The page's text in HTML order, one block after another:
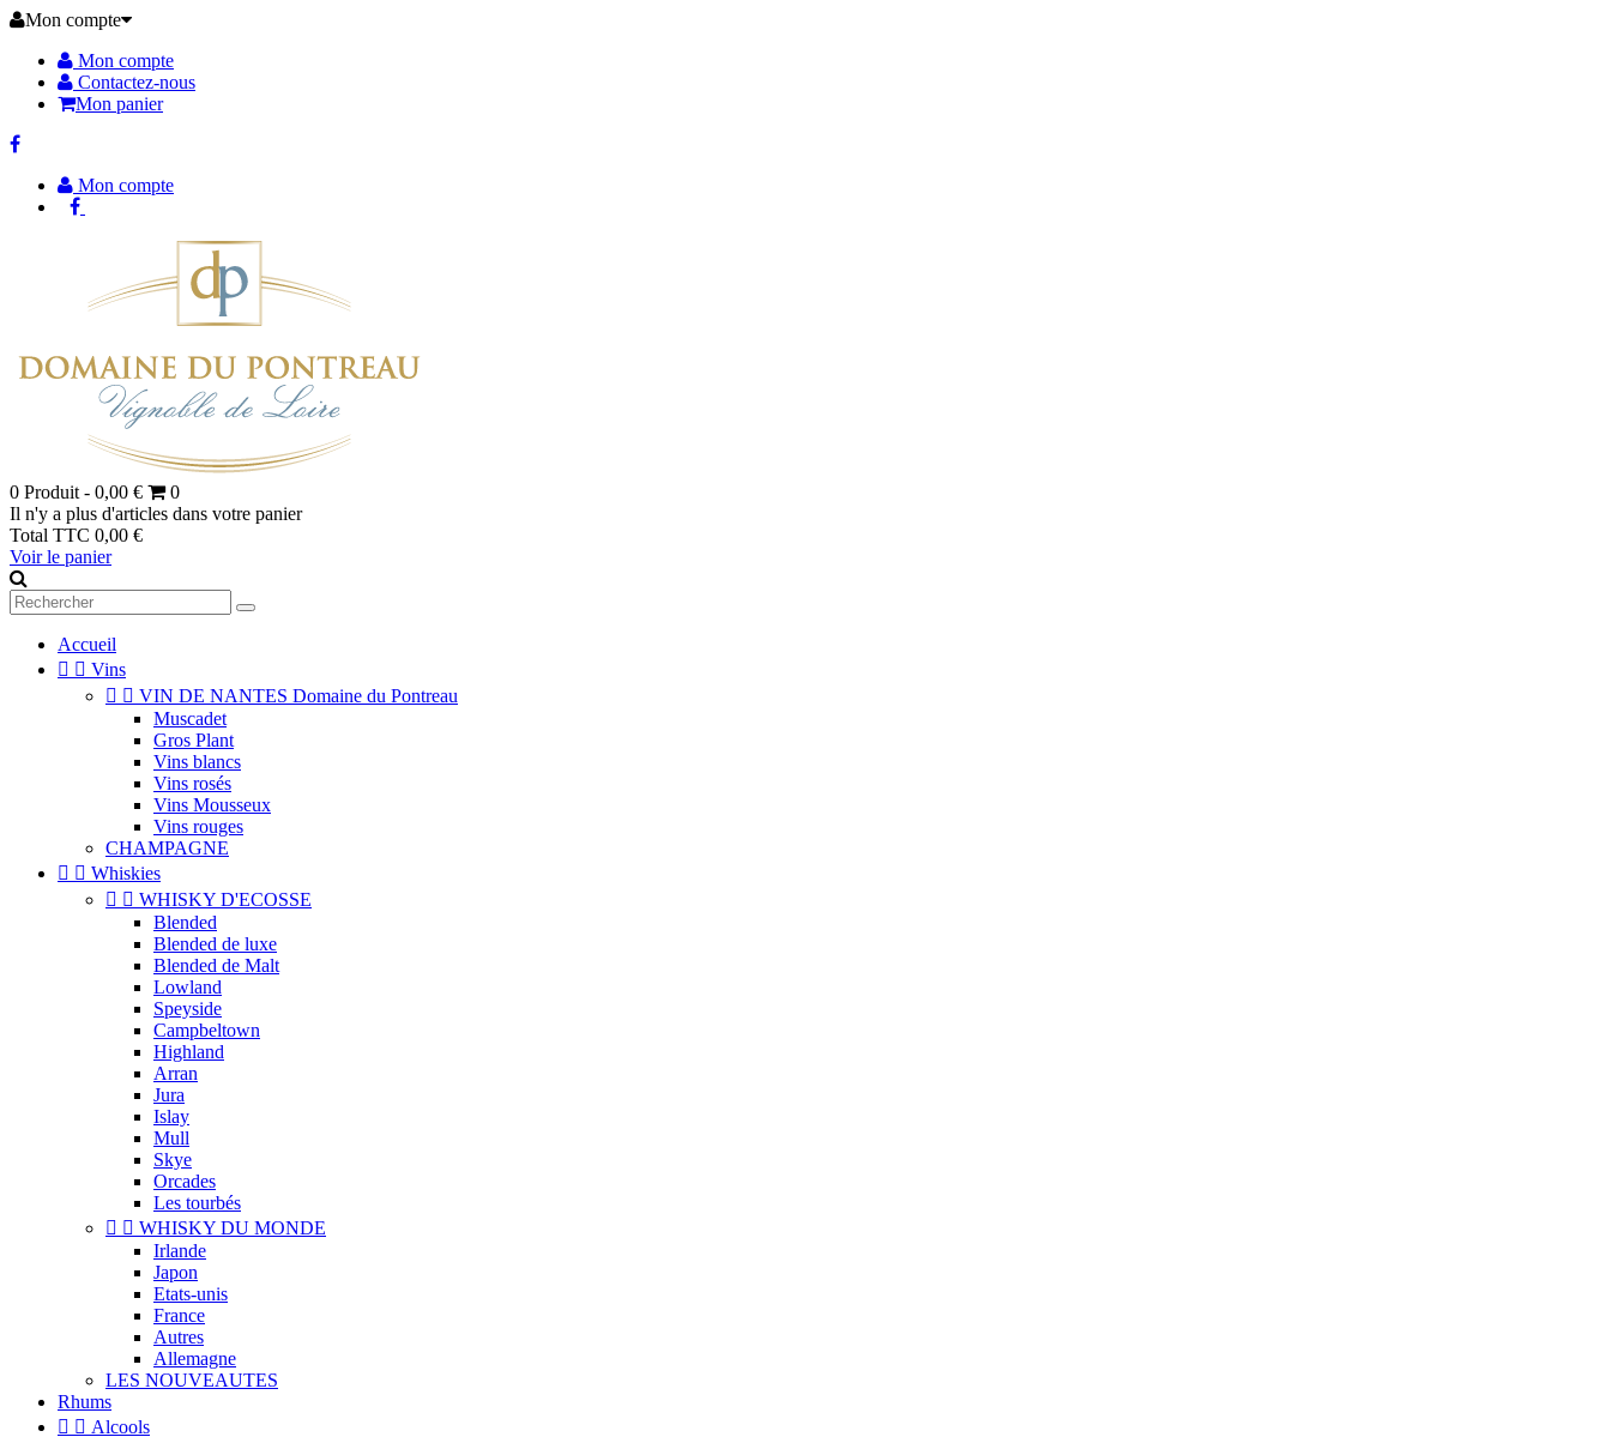
Mon compte
Mon compte
Contactez-nous
Mon panier
Mon compte
0 Produit - 0,00 €
0
Il n'y a plus d'articles dans votre panier
Total TTC 0,00 €
Voir le panier
Accueil
  Vins
  VIN DE NANTES Domaine du Pontreau
Muscadet
Gros Plant
Vins blancs
Vins rosés
Vins Mousseux
Vins rouges
CHAMPAGNE
  Whiskies
  WHISKY D'ECOSSE
Blended
Blended de luxe
Blended de Malt
Lowland
Speyside
Campbeltown
Highland
Arran
Jura
Islay
Mull
Skye
Orcades
Les tourbés
  WHISKY DU MONDE
Irlande
Japon
Etats-unis
France
Autres
Allemagne
LES NOUVEAUTES
Rhums
  Alcools